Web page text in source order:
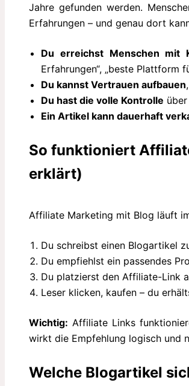
Jahre gefunden werden.
Erfahrungen – und genau dort
Du erreichst Menschen mit
Erfahrungen“, „beste Plattform
Du kannst Vertrauen aufbauen
Du hast die volle Kontrolle
Ein Artikel kann dauerhaft
So funktioniert
erklärt)
Affiliate Marketing mit Blog läuft
Du schreibst einen Blogartikel
Du empfiehlst ein passendes
Du platzierst den Affiliate-Link
Leser klicken, kaufen – du
Wichtig: Affiliate Links
wirkt die Empfehlung logisch und
Welche Blogartikel